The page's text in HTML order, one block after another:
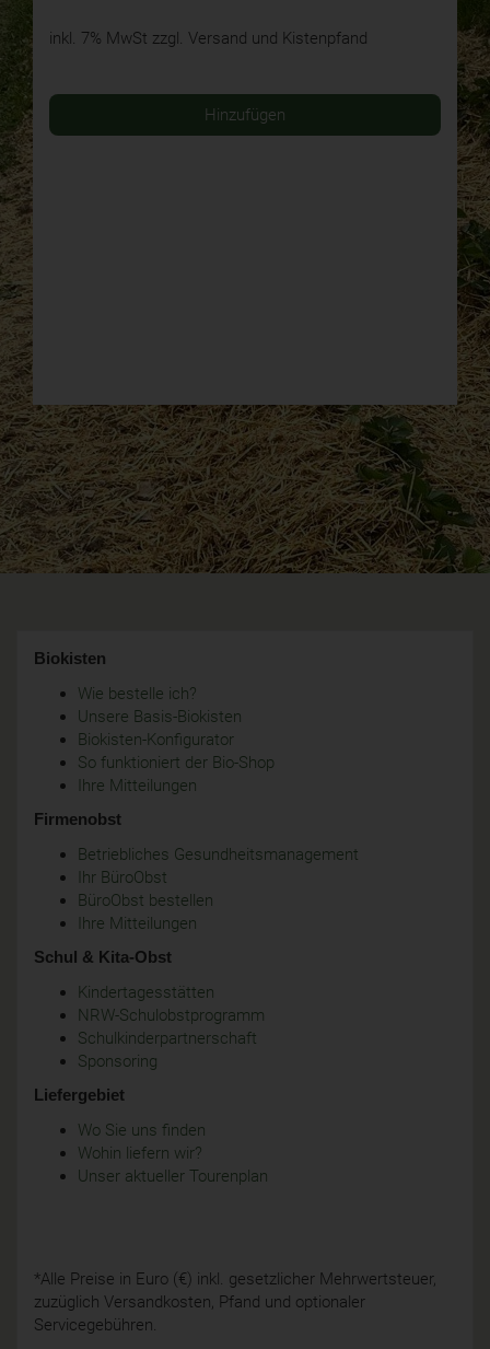
inkl. 7% MwSt zzgl. Versand und Kistenpfand
Hinzufügen
Biokisten
Wie bestelle ich?
Unsere Basis-Biokisten
Biokisten-Konfigurator
So funktioniert der Bio-Shop
Ihre Mitteilungen
Firmenobst
Betriebliches Gesundheitsmanagement
Ihr BüroObst
BüroObst bestellen
Ihre Mitteilungen
Schul & Kita-Obst
Kindertagesstätten
NRW-Schulobstprogramm
Schulkinderpartnerschaft
Sponsoring
Liefergebiet
Wo Sie uns finden
Wohin liefern wir?
Unser aktueller Tourenplan
*Alle Preise in Euro (€) inkl. gesetzlicher Mehrwertsteuer,
zuzüglich Versandkosten, Pfand und optionaler
Servicegebühren.